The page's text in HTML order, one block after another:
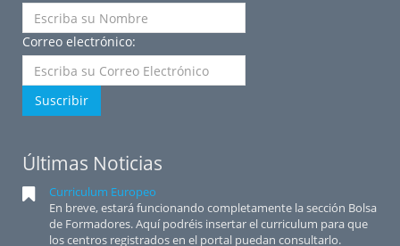
Correo electrónico:
Suscribir
Últimas Noticias
Curriculum Europeo
En breve, estará funcionando completamente la sección Bolsa
de Formadores. Aquí podréis insertar el curriculum para que
los centros registrados en el portal puedan consultarlo.